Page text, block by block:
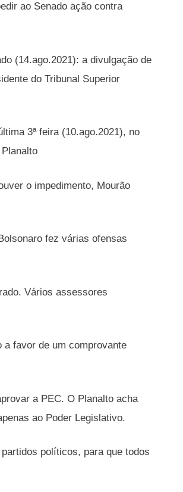
ao Senado ação contra
(14.ago.2021): a divulgação de
do Tribunal Superior
3ª feira (10.ago.2021), no
o impedimento, Mourão
fez várias ofensas
Vários assessores
a favor de um comprovante
a PEC. O Planalto acha
ao Poder Legislativo.
políticos, para que todos